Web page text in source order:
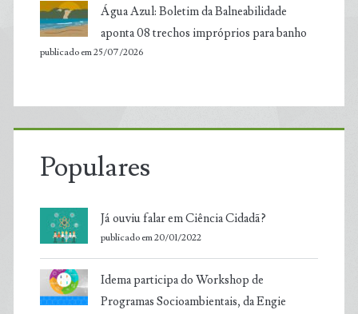
Água Azul: Boletim da Balneabilidade
aponta 08 trechos impróprios para banho
publicado em 25/07/2026
Populares
Já ouviu falar em Ciência Cidadã?
publicado em 20/01/2022
Idema participa do Workshop de
Programas Socioambientais, da Engie